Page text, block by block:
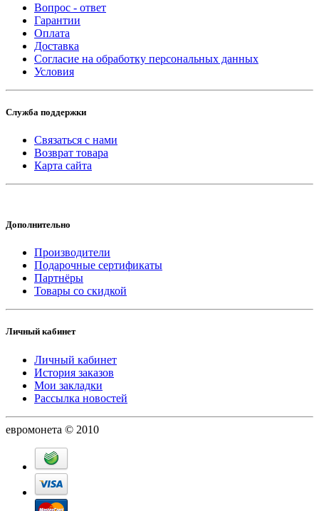
Вопрос - ответ
Гарантии
Оплата
Доставка
Согласие на обработку персональных данных
Условия
Служба поддержки
Связаться с нами
Возврат товара
Карта сайта
Дополнительно
Производители
Подарочные сертификаты
Партнёры
Товары со скидкой
Личный кабинет
Личный кабинет
История заказов
Мои закладки
Рассылка новостей
евромонета © 2010